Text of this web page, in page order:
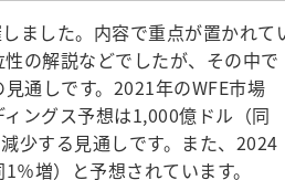
ました。内容で重点が置かれて
の解説などでしたが、その中で
通しです。2021年のWFE市場
ングス予想は1,000億ドル（同
少する見通しです。また、2024
増）と予想されています。